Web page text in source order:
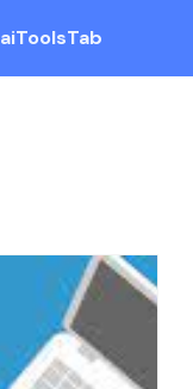
aiToolsTab